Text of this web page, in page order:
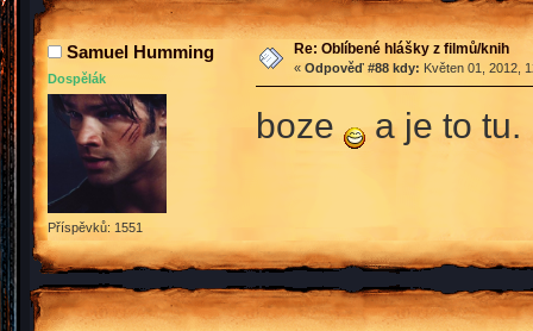
Samuel Humming
Dospělák
Příspěvků: 1551
Re: Oblíbené hlášky z filmů/knih
« Odpověď #88 kdy: Květen 01, 2012,
boze a je to tu.